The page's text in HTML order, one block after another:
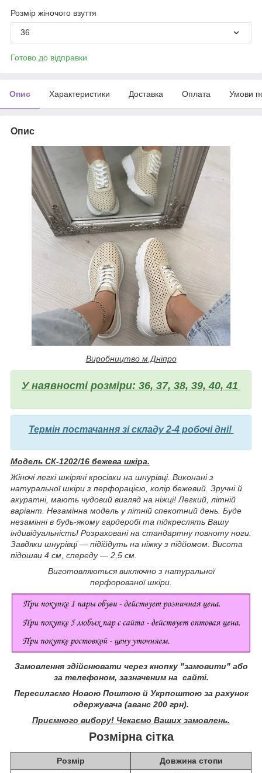
Розмір жіночого взуття
36
Готово до відправки
Опис Характеристики Доставка Оплата Умови
Опис
Виробництво м.Дніпро
У наявності розміри: 36, 37, 38, 39, 40, 41
Термін постачання зі складу 2-4 робочі дні!
Модель СК-1202/16 бежева шкіра.
Жіночі легкі шкіряні кросівки на шнурівці. Виконані з
натуральної шкіри з перфорацією, колір бежевий. Зручні й
акуратні, мають чудовий вигляд на ніжці! Легкий, літній
варіант. Незамінна модель у літній спекотний день. Буде
незамінні в будь-якому гардеробі та підкреслять Вашу
індивідуальність! Розраховані на стандартну повноту ноги.
Завдяки шнурівці — підійдуть на ніжку з підйомом. Висота
підошви 4 см, спереду — 2,5 см.
Виготовляються виключно з натуральної
перфорованої шкіри.
Замовлення здійснювати через кнопку "замовити" або
за телефоном, зазначеним на сайті.
Пересилаємо Новою Поштою й Укрпоштою за рахунок
одержувача (аванс 200 грн).
Приємного вибору! Чекаємо Ваших замовлень.
Розмірна сітка
Розмір
Довжина стопи